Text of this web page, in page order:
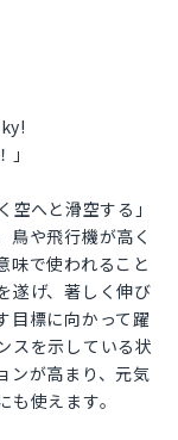
へと滑空する」
鳥や飛行機が高く
味で使われること
遂げ、著しく伸び
目標に向かって躍
スを示している状
ンが高まり、元気
使えます。